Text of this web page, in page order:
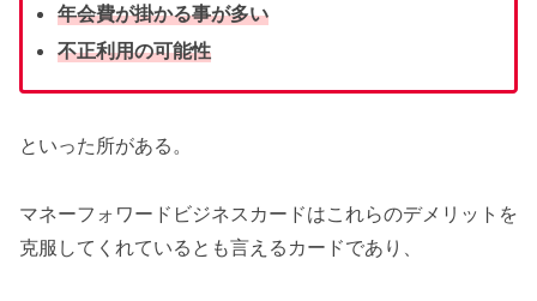
年会費が掛かる事が多い
不正利用の可能性
といった所がある。
マネーフォワードビジネスカードはこれらのデメリットを
克服してくれているとも言えるカードであり、